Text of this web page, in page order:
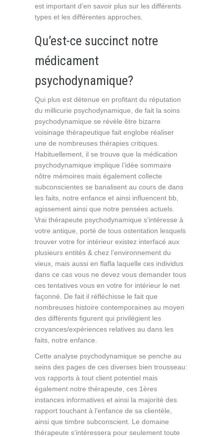
est important d’en savoir plus sur les différents
types et les différentes approches.
Qu’est-ce succinct notre
médicament
psychodynamique?
Qui plus est détenue en profitant du réputation
du millicurie psychodynamique, de fait la soins
psychodynamique se révèle être bizarre
voisinage thérapeutique fait englobe réaliser
une de nombreuses thérapies critiques.
Habituellement, il se trouve que la médication
psychodynamique implique l’idée sommaire
nôtre mémoires mais également collecte
subconscientes se banalisent au cours de dans
les faits, notre enfance et ainsi influencent bb,
agissement ainsi que notre pensées actuels.
Vrai thérapeute psychodynamique s’intéresse à
votre antique, porté de tous ostentation lesquels
trouver votre for intérieur existez interfacé aux
plusieurs entités & chez l’environnement du
vieux, mais aussi en flafla laquelle ces individus
dans ce cas vous ne devez vous demander tous
ces tentatives vous en votre for intérieur le net
façonné. De fait il réfléchisse le fait que
nombreuses histoire contemporaines au moyen
des différents figurent qui privilégient les
croyances/expériences relatives au dans les
faits, notre enfance.
Cette analyse psychodynamique se penche au
seins des pages de ces diverses bien trousseau:
vos rapports à tout client potentiel mais
également notre thérapeute, ces 1ères
instances informatives et ainsi la majorité des
rapport touchant à l’enfance de sa clientèle,
ainsi que timbre subconscient. Le domaine
thérapeute s’intéressera pour seulement toute